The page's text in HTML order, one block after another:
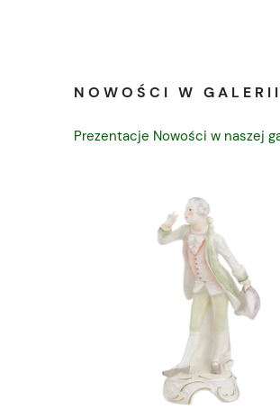
NOWOŚCI W
Prezentacje Nowości w naszej